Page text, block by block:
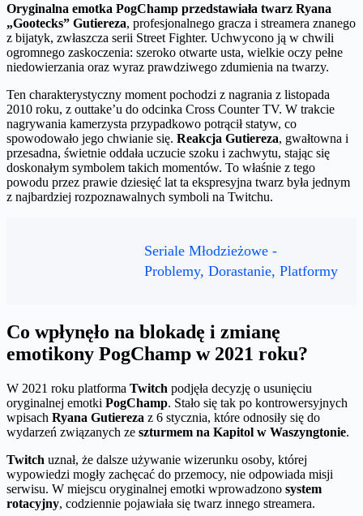
Oryginalna emotka PogChamp przedstawiała twarz Ryana
„Gootecks” Gutiereza, profesjonalnego gracza i streamera znanego
z bijatyk, zwłaszcza serii Street Fighter. Uchwycono ją w chwili
ogromnego zaskoczenia: szeroko otwarte usta, wielkie oczy pełne
niedowierzania oraz wyraz prawdziwego zdumienia na twarzy.
Ten charakterystyczny moment pochodzi z nagrania z listopada
2010 roku, z outtake’u do odcinka Cross Counter TV. W trakcie
nagrywania kamerzysta przypadkowo potrącił statyw, co
spowodowało jego chwianie się. Reakcja Gutiereza, gwałtowna i
przesadna, świetnie oddała uczucie szoku i zachwytu, stając się
doskonałym symbolem takich momentów. To właśnie z tego
powodu przez prawie dziesięć lat ta ekspresyjna twarz była jednym
z najbardziej rozpoznawalnych symboli na Twitchu.
Seriale Młodzieżowe -
Problemy, Dorastanie, Platformy
Co wpłynęło na blokadę i zmianę
emotikony PogChamp w 2021 roku?
W 2021 roku platforma Twitch podjęła decyzję o usunięciu
oryginalnej emotki PogChamp. Stało się tak po kontrowersyjnych
wpisach Ryana Gutiereza z 6 stycznia, które odnosiły się do
wydarzeń związanych ze szturmem na Kapitol w Waszyngtonie.
Twitch uznał, że dalsze używanie wizerunku osoby, której
wypowiedzi mogły zachęcać do przemocy, nie odpowiada misji
serwisu. W miejscu oryginalnej emotki wprowadzono system
rotacyjny, codziennie pojawiała się twarz innego streamera.